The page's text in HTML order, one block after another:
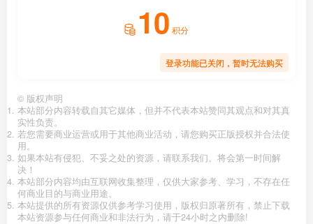
10 积分
登录功能已关闭，暂时无法购买
© 版权声明
本站部分内容转载自其它媒体，但并不代表本站赞同其观点和对其真
实性负责。
若您需要商业运营或用于其他商业活动，请您购买正版授权并合法使
用。
如果本站有侵犯、不妥之处的资源，请联系我们。将会第一时间解
决！
本站部分内容均由互联网收集整理，仅供大家参考、学习，不存在任
何商业目的与商业用途。
本站提供的所有资源仅供参考学习使用，版权归原著所有，禁止下载
本站资源参与任何商业和非法行为，请于24小时之内删除!